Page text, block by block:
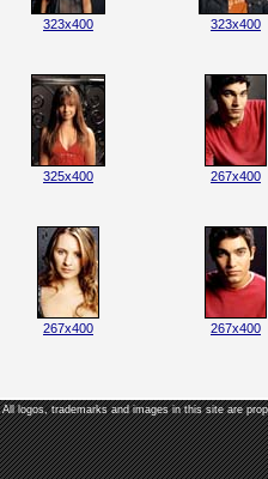
323x400 323x400
325x400 267x400
267x400 267x400
All logos, trademarks and images in this site are